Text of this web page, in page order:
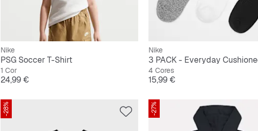
Nike
PSG Soccer T-Shirt
1 Cor
Preço
24,99 €
Nike
4 Cores
Preço
15,99 €
-28% -27%